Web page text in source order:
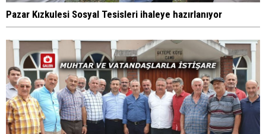
Pazar Kızkulesi Sosyal Tesisleri ihaleye hazırlanıyor